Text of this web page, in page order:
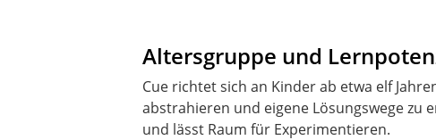
Altersgruppe und
Cue richtet sich an Kinder ab etwa elf
abstrahieren und eigene Lösungswege zu
und lässt Raum für Experimentieren.